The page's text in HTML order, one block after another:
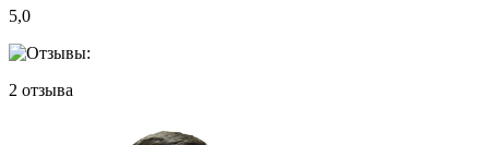
5,0
2 отзыва